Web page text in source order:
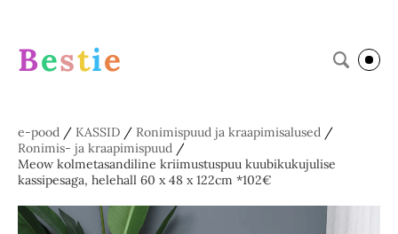
Bestie
e-pood / KASSID / Ronimispuud ja kraapimisalused /
Ronimis- ja kraapimispuud /
Meow kolmetasandiline kriimustuspuu kuubikukujulise
kassipesaga, helehall 60 x 48 x 122cm *102€